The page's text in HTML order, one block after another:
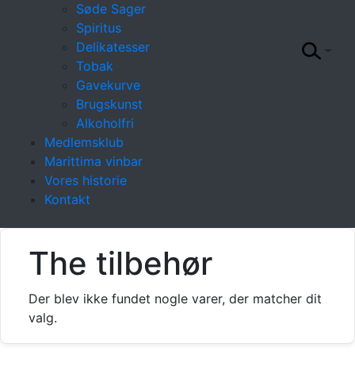
Søde Sager
Spiritus
Delikatesser
Tobak
Gavekurve
Brugskunst
Alkoholfri
Medlemsklub
Marittima vinbar
Vores historie
Kontakt
The tilbehør
Der blev ikke fundet nogle varer, der matcher dit
valg.